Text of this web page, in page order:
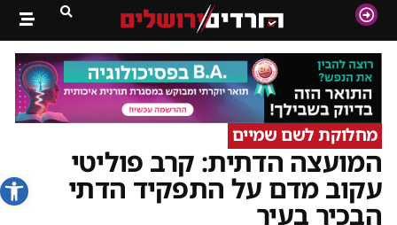
פתח
מחלוקת לשם שמיים
המועצה הדתית: קרב פוליטי
עקוב מדם על התפקיד הדתי
הבכיר בעיר